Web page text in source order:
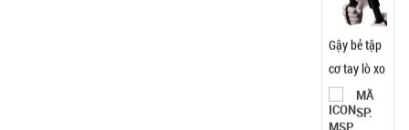
21.000 đ
TÌNH
TRẠNG:
CÒN HÀNG